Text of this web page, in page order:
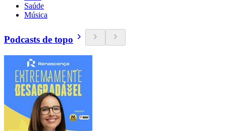
Saúde
Música
Podcasts de topo